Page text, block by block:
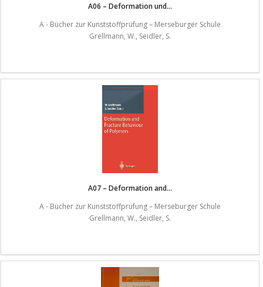
A06 – Deformation und...
A - Bücher zur Kunststoffprüfung – Merseburger Schule
Grellmann, W., Seidler, S.
A07 – Deformation and...
A - Bücher zur Kunststoffprüfung – Merseburger Schule
Grellmann, W., Seidler, S.